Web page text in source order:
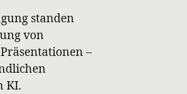
standen
von
–
KI.